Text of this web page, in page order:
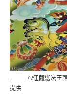
42任薩迦法王
提供